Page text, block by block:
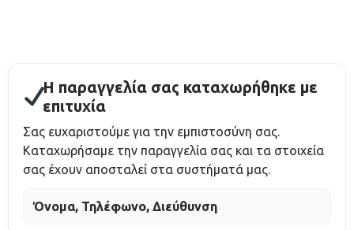
Η παραγγελία σας καταχωρήθηκε με
επιτυχία
Σας ευχαριστούμε για την εμπιστοσύνη σας.
Καταχωρήσαμε την παραγγελία σας και τα στοιχεία
σας έχουν αποσταλεί στα συστήματά μας.
Όνομα, Τηλέφωνο, Διεύθυνση